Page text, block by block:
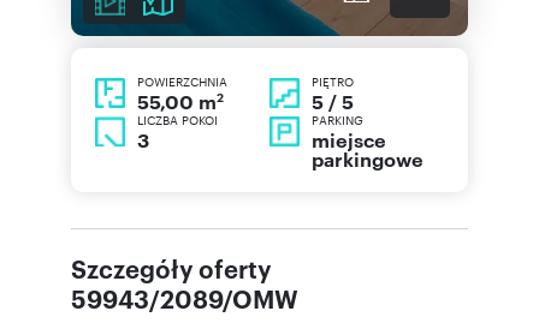
POWIERZCHNIA
55,00 m2
PIĘTRO
5 / 5
LICZBA POKOI
3
PARKING
miejsce
parkingowe
Szczegóły oferty
59943/2089/OMW